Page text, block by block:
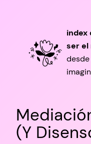
index
ser el
(y